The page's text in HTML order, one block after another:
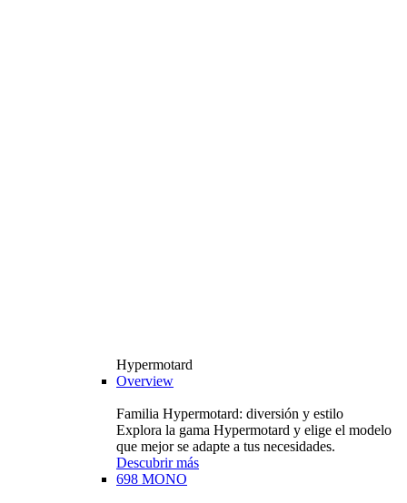
Hypermotard
Overview
Familia Hypermotard: diversión y estilo
Explora la gama Hypermotard y elige el modelo
que mejor se adapte a tus necesidades.
Descubrir más
698 MONO